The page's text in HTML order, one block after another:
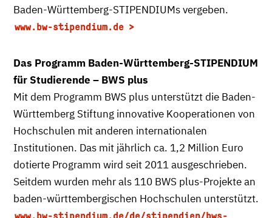
Baden-Württemberg-STIPENDIUMs vergeben.
www.bw-stipendium.de
Das Programm Baden-Württemberg-STIPENDIUM
für Studierende – BWS plus
Mit dem Programm BWS plus unterstützt die Baden-
Württemberg Stiftung innovative Kooperationen von
Hochschulen mit anderen internationalen
Institutionen. Das mit jährlich ca. 1,2 Million Euro
dotierte Programm wird seit 2011 ausgeschrieben.
Seitdem wurden mehr als 110 BWS plus-Projekte an
baden-württembergischen Hochschulen unterstützt.